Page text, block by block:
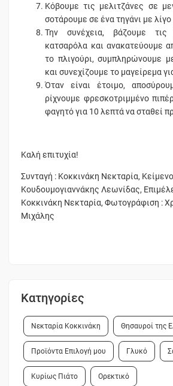
Κόβουμε τις μελιτζάνες σε
σοτάρουμε σε ένα τηγάνι με
Την συνέχεια, βάζουμε τις
κατσαρόλα και ανακατεύουμε
το πλιγούρι, συμπληρώνουμε
και συνεχίζουμε το μαγείρεμα
Όταν είναι έτοιμο,
ρίχνουμε φρεσκοτριμμένο
φαγητό για 10 λεπτά να σταθεί
Καλή επιτυχία!
Συνταγή : Κοκκινάκη Νεκταρία,
Κουδουμογιαννάκης Λεωνίδας,
Κοκκινάκη Νεκταρία, Φωτογράφιση :
Μιχάλης
Κατηγορίες
Νεκταρία Κοκκινάκη Θησαυροί της
Προϊόντα Επιλογή μου Γλυκό
Κυρίως Πιάτο Ορεκτικό